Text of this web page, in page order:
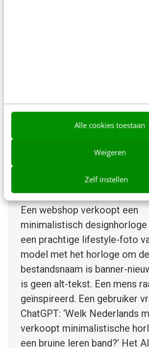
Alle cookies toestaan
Weigeren
Zelf instellen
direct omringende tekst zijn erg
deze niet op orde? Dan bestaat
simpelweg niet in het brein van
Voorbeeld uit de praktijk:
Een webshop verkoopt een
minimalistisch
een prachtige lifestyle-foto
model met het horloge om
bestandsnaam is banner-
is geen alt-tekst. Een mens
geïnspireerd. Een gebruiker
ChatGPT: ‘Welk Nederlands
verkoopt minimalistische
een bruine leren band?’ Het